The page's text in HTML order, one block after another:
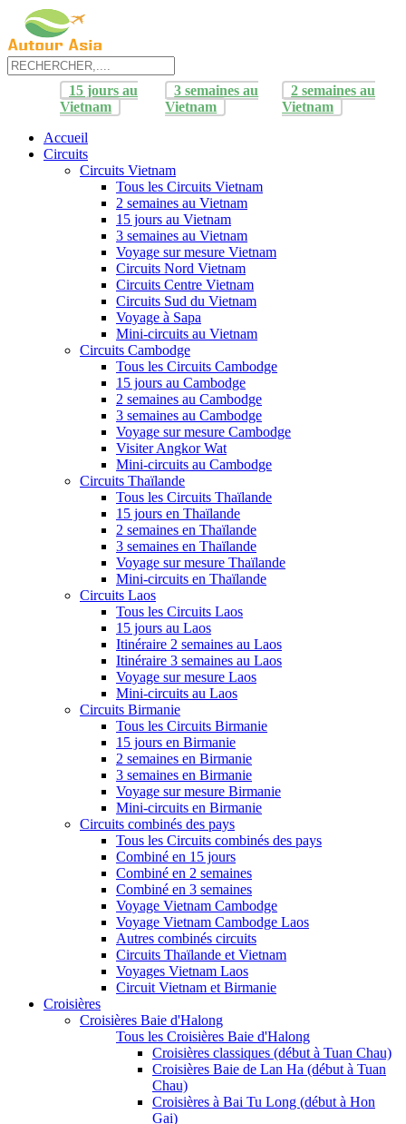
15 jours au
Vietnam
3 semaines au
Vietnam
2 semaines au
Vietnam
Accueil
Circuits
Circuits Vietnam
Tous les Circuits Vietnam
2 semaines au Vietnam
15 jours au Vietnam
3 semaines au Vietnam
Voyage sur mesure Vietnam
Circuits Nord Vietnam
Circuits Centre Vietnam
Circuits Sud du Vietnam
Voyage à Sapa
Mini-circuits au Vietnam
Circuits Cambodge
Tous les Circuits Cambodge
15 jours au Cambodge
2 semaines au Cambodge
3 semaines au Cambodge
Voyage sur mesure Cambodge
Visiter Angkor Wat
Mini-circuits au Cambodge
Circuits Thaïlande
Tous les Circuits Thaïlande
15 jours en Thaïlande
2 semaines en Thaïlande
3 semaines en Thaïlande
Voyage sur mesure Thaïlande
Mini-circuits en Thaïlande
Circuits Laos
Tous les Circuits Laos
15 jours au Laos
Itinéraire 2 semaines au Laos
Itinéraire 3 semaines au Laos
Voyage sur mesure Laos
Mini-circuits au Laos
Circuits Birmanie
Tous les Circuits Birmanie
15 jours en Birmanie
2 semaines en Birmanie
3 semaines en Birmanie
Voyage sur mesure Birmanie
Mini-circuits en Birmanie
Circuits combinés des pays
Tous les Circuits combinés des pays
Combiné en 15 jours
Combiné en 2 semaines
Combiné en 3 semaines
Voyage Vietnam Cambodge
Voyage Vietnam Cambodge Laos
Autres combinés circuits
Circuits Thaïlande et Vietnam
Voyages Vietnam Laos
Circuit Vietnam et Birmanie
Croisières
Croisières Baie d'Halong
Tous les Croisières Baie d'Halong
Croisières classiques (début à Tuan Chau)
Croisières Baie de Lan Ha (début à Tuan
Chau)
Croisières à Bai Tu Long (début à Hon
Gai)